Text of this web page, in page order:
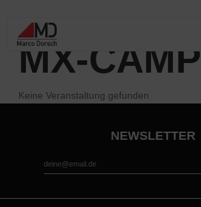
MX-CAMP
Keine Veranstaltung gefunden
NEWSLETTER